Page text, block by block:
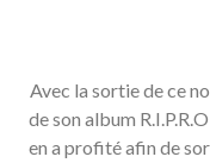
Avec la sortie de ce
de son album
en a profité afin de